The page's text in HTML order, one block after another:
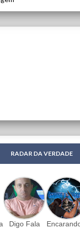
RADAR DA VERDADE
Digo Fala